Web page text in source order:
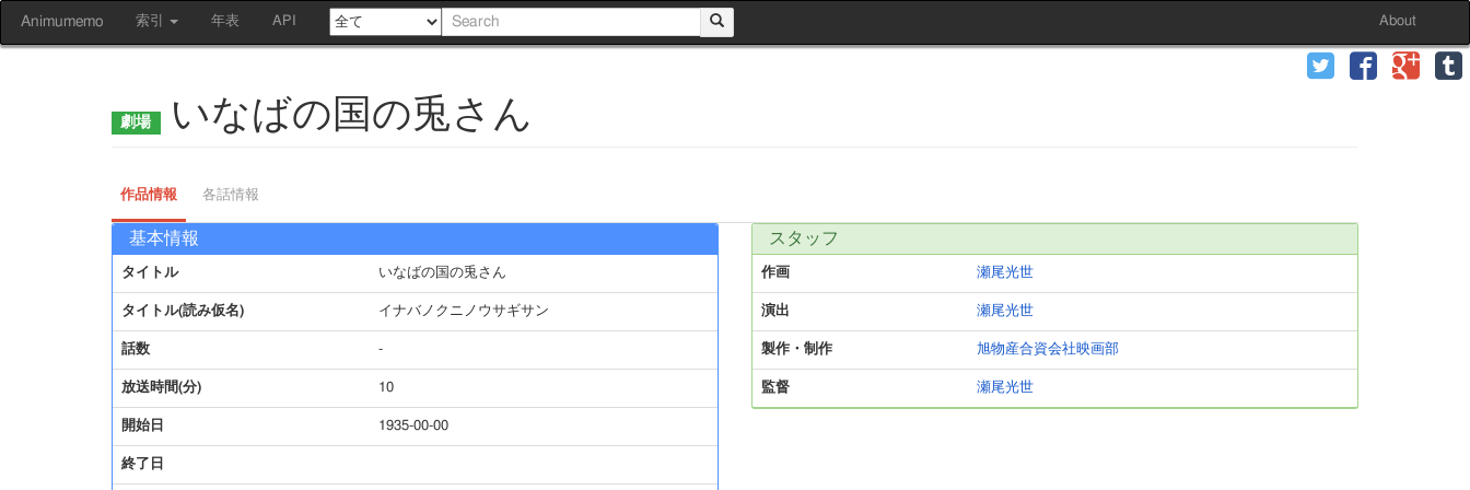
Animumemo 索引 年表 API About
いなばの国の兎さん
作品情報 各話情報
基本情報
タイトル いなばの国の兎さん
タイトル(読み仮名) イナバノクニノウサギサン
話数 -
放送時間(分) 10
開始日 1935-00-00
終了日
スタッフ
作画 瀬尾光世
演出 瀬尾光世
製作・制作 旭物産合資会社映画部
監督 瀬尾光世